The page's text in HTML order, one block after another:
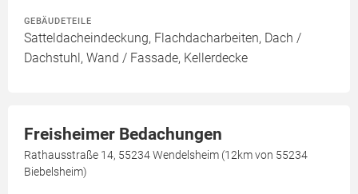
GEBÄUDETEILE
Satteldacheindeckung, Flachdacharbeiten, Dach /
Dachstuhl, Wand / Fassade, Kellerdecke
Freisheimer Bedachungen
Rathausstraße 14, 55234 Wendelsheim (12km von 55234
Biebelsheim)